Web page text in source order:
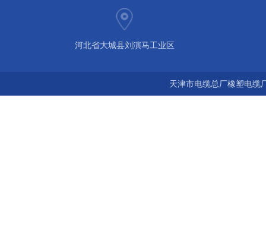
河北省大城县刘演马工业区
天津市电缆总厂橡塑电